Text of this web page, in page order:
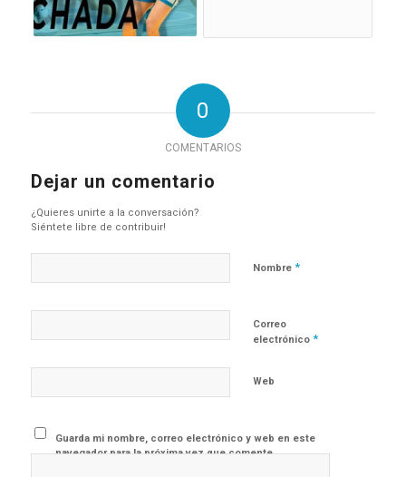
0
COMENTARIOS
Dejar un comentario
¿Quieres unirte a la conversación?
Siéntete libre de contribuir!
Nombre *
Correo
electrónico *
Web
Guarda mi nombre, correo electrónico y web en este
navegador para la próxima vez que comente.